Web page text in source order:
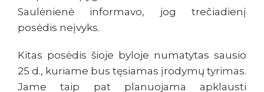
Saulėnienė informavo, jog trečiadienį
posėdis neįvyks.
Kitas posėdis šioje byloje numatytas sausio
25 d., kuriame bus tęsiamas įrodymų tyrimas.
Jame taip pat planuojama apklausti